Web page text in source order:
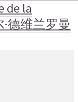
de la
德维兰罗曼